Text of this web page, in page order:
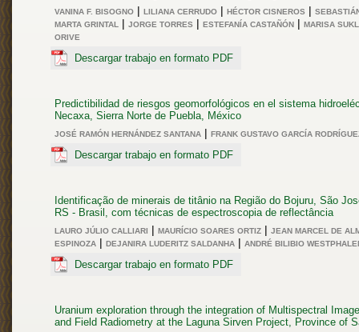
VANINA F. BISOGNO | LILIANA CERRUDO | HÉCTOR CISNEROS |
MARTA GRINTAL
| JORGE TORRES | ESTEFANÍA CASTAÑÓN | MARISA
ORIVE
Descargar trabajo en formato PDF
Predictibilidad de riesgos geomorfológicos en el sistema
Necaxa, Sierra Norte de Puebla, México
JOSÉ RAMÓN HERNÁNDEZ SANTANA | FRANK GUSTAVO GARCÍA
Descargar trabajo en formato PDF
Identificação de minerais de titânio na Região do Bojuru, São
RS - Brasil, com técnicas de espectroscopia de reflectância
LAURO JÚLIO CALLIARI | MAURÍCIO SOARES ORTIZ | JEAN MARCEL DE
ESPINOZA | DEJANIRA LUDERITZ SALDANHA | ANDRÉ BILIBIO
Descargar trabajo en formato PDF
Uranium exploration through the integration of Multispectral
and Field Radiometry at the Laguna Sirven Project, Province of